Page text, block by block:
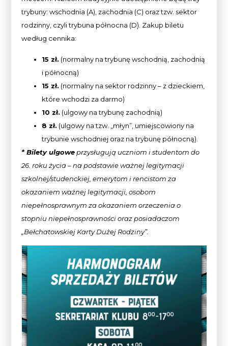
trybuny: wschodnia (A), zachodnia (C) oraz tzw. sektor
rodzinny, czyli trybuna północna (D). Zakup biletu
według cennika:
15 zł. (normalny na trybunę wschodnią, zachodnią
i północną)
15 zł. (normalny na sektor rodzinny – z dzieckiem,
które wchodzi za darmo)
10 zł. (ulgowy na trybunę zachodnią)
8 zł. (ulgowy na tzw. „młyn”, umiejscowiony na
trybunie wschodniej oraz na trybunę północną).
* Bilety ulgowe przysługują uczniom i studentom do
26. roku życia – na podstawie ważnej legitymacji
szkolnej/studenckiej, emerytom i rencistom za
okazaniem ważnej legitymacji, osobom
niepełnosprawnym za okazaniem orzeczenia o
stopniu niepełnosprawności oraz posiadaczom
„Bełchatowskiej Karty Dużej Rodziny”.